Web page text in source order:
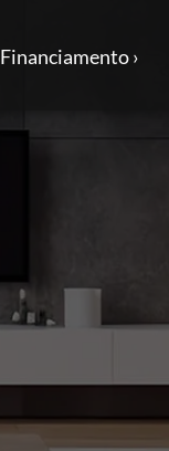
Financiamento ›